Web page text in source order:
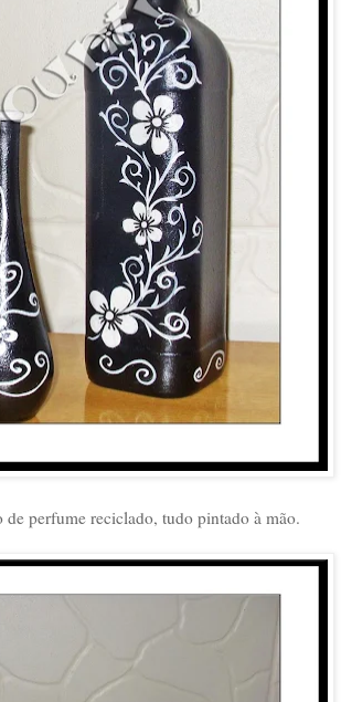
perfume reciclado, tudo pintado à mão.